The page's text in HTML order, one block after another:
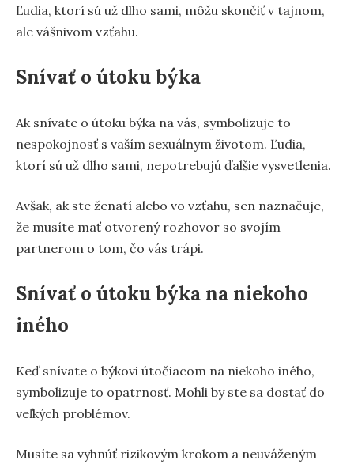
Ľudia, ktorí sú už dlho sami, môžu skončiť v tajnom,
ale vášnivom vzťahu.
Snívať o útoku býka
Ak snívate o útoku býka na vás, symbolizuje to
nespokojnosť s vaším sexuálnym životom. Ľudia,
ktorí sú už dlho sami, nepotrebujú ďalšie vysvetlenia.
Avšak, ak ste ženatí alebo vo vzťahu, sen naznačuje,
že musíte mať otvorený rozhovor so svojím
partnerom o tom, čo vás trápi.
Snívať o útoku býka na niekoho
iného
Keď snívate o býkovi útočiacom na niekoho iného,
symbolizuje to opatrnosť. Mohli by ste sa dostať do
veľkých problémov.
Musíte sa vyhnúť rizikovým krokom a neuváženým